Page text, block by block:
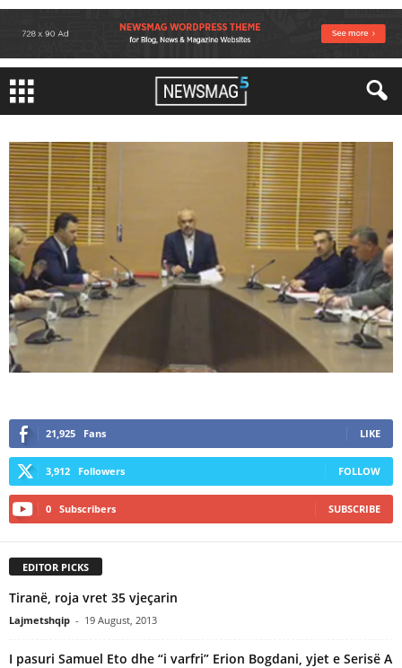
21,925 Fans LIKE
3,912 Followers FOLLOW
0 Subscribers SUBSCRIBE
EDITOR PICKS
Tiranë, roja vret 35 vjeçarin
Lajmetshqip - 19 August, 2013
I pasuri Samuel Eto dhe “i varfri” Erion Bogdani, yjet e Serisë A